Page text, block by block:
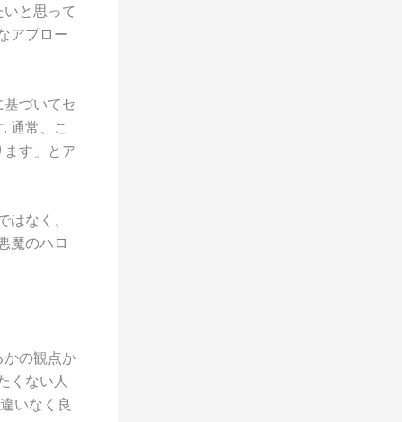
と思って
アプロー
づいてセ
通常、こ
す」とア
なく、
魔のハロ
かの観点か
くない人
いなく良